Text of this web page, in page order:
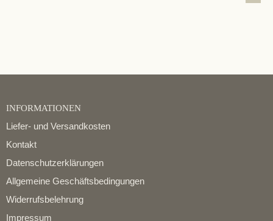
INFORMATIONEN
Liefer- und Versandkosten
Kontakt
Datenschutzerklärungen
Allgemeine Geschäftsbedingungen
Widerrufsbelehrung
Impressum